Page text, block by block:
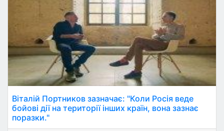
Віталій Портников зазначає: "Коли Росія веде
бойові дії на території інших країн, вона зазнає
поразки."